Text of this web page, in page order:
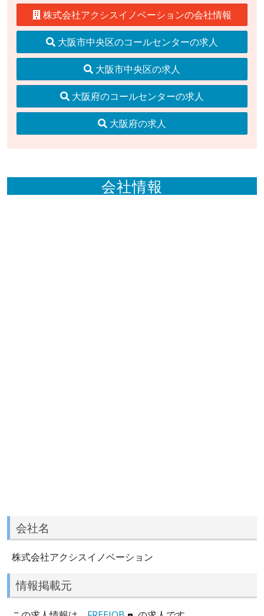
株式会社アクシスイノベーションの会社情報
大阪市中央区のコールセンターの求人
大阪市中央区の求人
大阪府のコールセンターの求人
大阪府の求人
会社情報
会社名
株式会社アクシスイノベーション
情報掲載元